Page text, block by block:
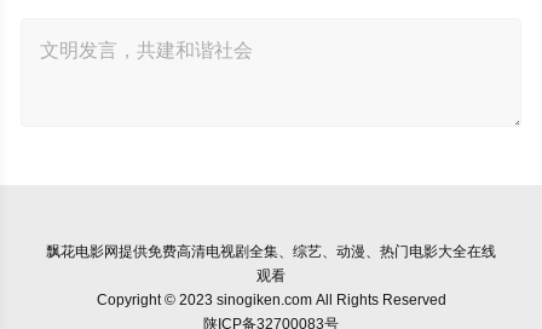
飘花电影网提供免费高清电视剧全集、综艺、动漫、热门电影大全在线
观看
Copyright © 2023 sinogiken.com All Rights Reserved
陕ICP备32700083号